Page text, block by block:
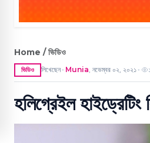
Home / ভিডিও
ভিডিও লিখেছেন ● Munia, নভেম্বর ০২, ২০২১ ●
হলিগ্রেইল হাইড্রেটিং